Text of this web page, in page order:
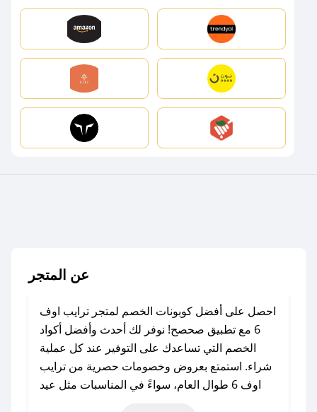
عن المتجر
احصل على أفضل كوبونات الخصم لمتجر ترايب اوف
6 مع تطبيق صحصح! نوفر لك أحدث وأفضل أكواد
الخصم التي تساعدك على التوفير عند كل عملية
شراء. استمتع بعروض وخصومات حصرية من ترايب
اوف 6 طوال العام، سواءً في المناسبات مثل عيد
الفطر، عيد الأضحى، الجمعة البيضاء (شهر نوفمبر)،